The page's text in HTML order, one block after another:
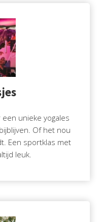
unieke yogales
Of het nou
Een sportklas met
leuk.